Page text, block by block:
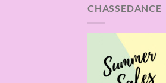
CHASSEDANCE